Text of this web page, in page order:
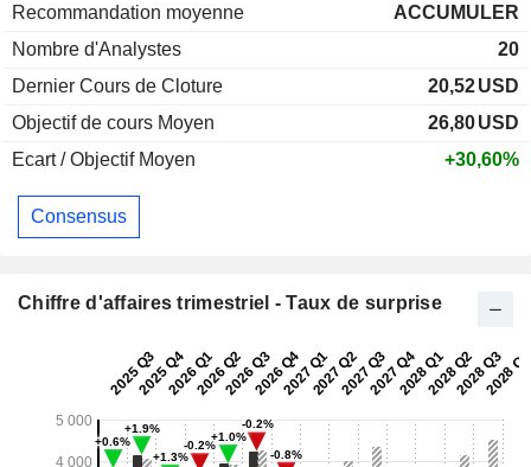
Recommandation moyenne
ACCUMULER
Nombre d'Analystes
20
Dernier Cours de Cloture
20,52USD
Objectif de cours Moyen
26,80USD
Ecart / Objectif Moyen
+30,60%
Consensus
Chiffre d'affaires trimestriel - Taux de surprise